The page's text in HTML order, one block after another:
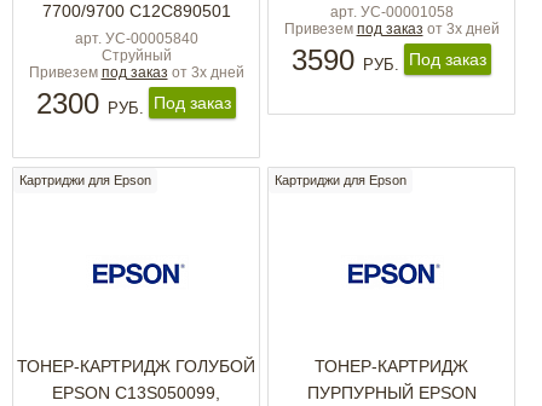
7700/9700 C12C890501
арт. УС-00005840
Струйный
Привезем под заказ от 3х дней
2300 РУБ. Под заказ
арт. УС-00001058
Привезем под заказ от 3х дней
3590 РУБ. Под заказ
Картриджи для Epson
ТОНЕР-КАРТРИДЖ ГОЛУБОЙ
EPSON C13S050099,
Картриджи для Epson
ТОНЕР-КАРТРИДЖ
ПУРПУРНЫЙ EPSON